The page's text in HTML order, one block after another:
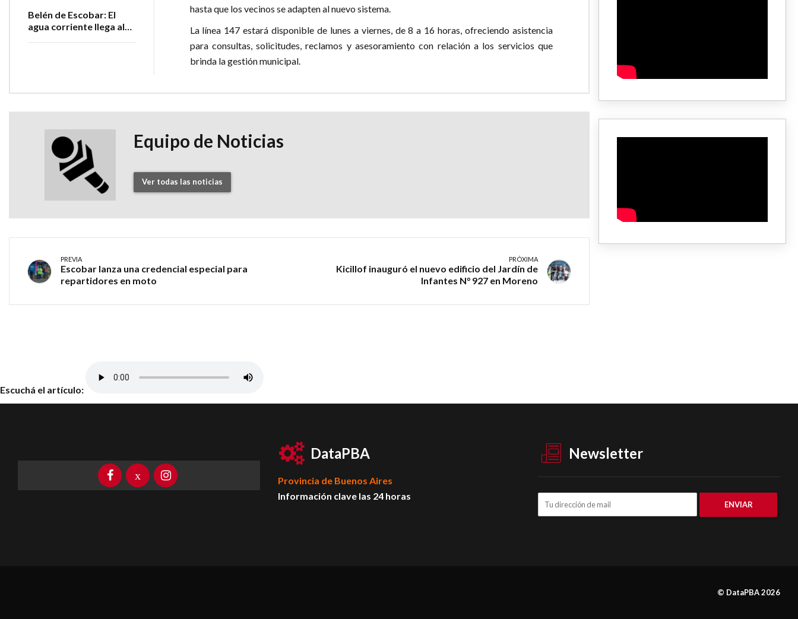
Belén de Escobar: El
agua corriente llega al
hasta que los vecinos se adapten al nuevo sistema.
La línea 147 estará disponible de lunes a viernes, de 8 a 16 horas, ofreciendo asistencia
para consultas, solicitudes, reclamos y asesoramiento con relación a los servicios que
brinda la gestión municipal.
Equipo de Noticias
Ver todas las noticias
PREVIA
Escobar lanza una credencial especial para
repartidores en moto
PRÓXIMA
Kicillof inauguró el nuevo edificio del Jardín de
Infantes N° 927 en Moreno
Escuchá el artículo:
DataPBA
Provincia de Buenos Aires
Información clave las 24 horas
Newsletter
© DataPBA 2026